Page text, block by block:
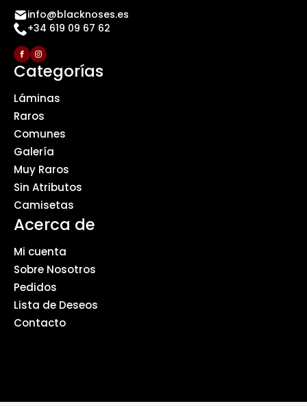
info@blacknoses.es
+34 619 09 67 62
Categorías
Láminas
Raros
Comunes
Galería
Muy Raros
Sin Atributos
Camisetas
Acerca de
Mi cuenta
Sobre Nosotros
Pedidos
Lista de Deseos
Contacto